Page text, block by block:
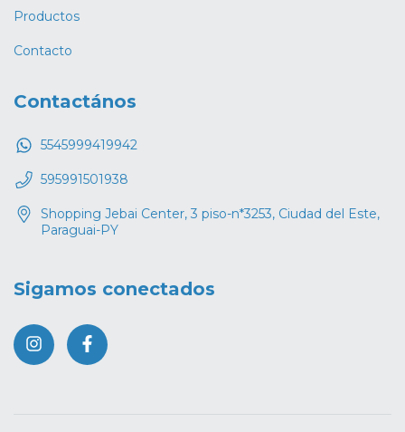
Productos
Contacto
Contactános
5545999419942
595991501938
Shopping Jebai Center, 3 piso-n*3253, Ciudad del Este,
Paraguai-PY
Sigamos conectados